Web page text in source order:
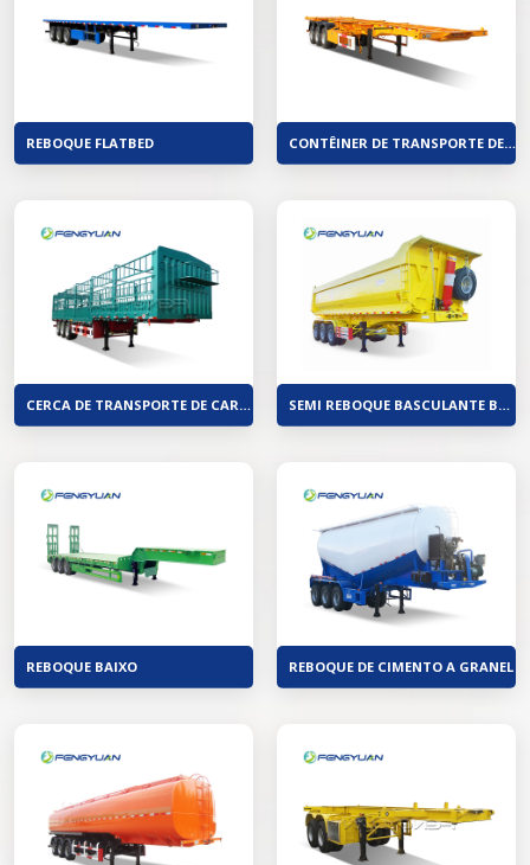
REBOQUE FLATBED CONTÊINER DE TRANSPORTE DE TRÊS EIXOS SEMI-REBOQUE DE ESQUELETO
CERCA DE TRANSPORTE DE CARGA DE TRANSPORTE DE MERCADORIAS PESADAS DE 40 PÉS SEMI-REBOQUE SEMI REBOQUE BASCULANTE BASCULANTE TRASEIRO 3 EIXOS
REBOQUE BAIXO REBOQUE DE CIMENTO A GRANEL